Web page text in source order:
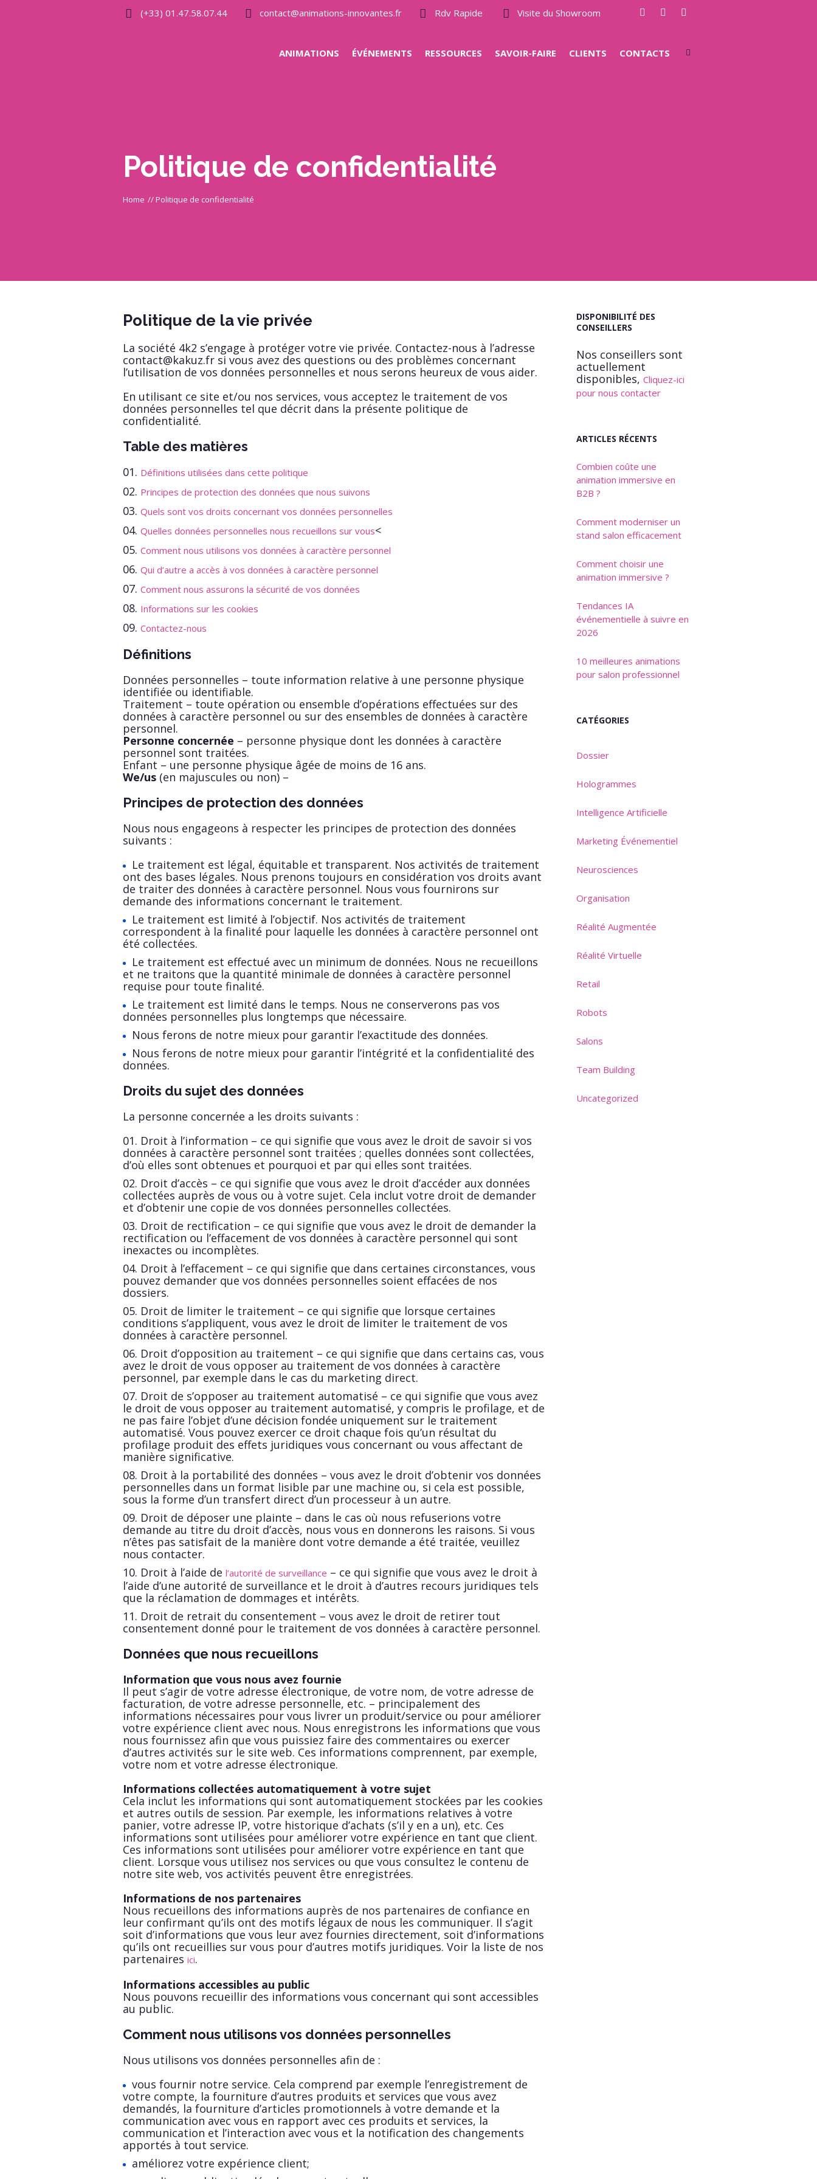
(+33) 01.47.58.07.44 contact@animations-innovantes.fr Rdv Rapide Visite du Showroom
ANIMATIONS ÉVÉNEMENTS RESSOURCES SAVOIR-FAIRE CLIENTS CONTACTS
Politique de confidentialité
Home //Politique de confidentialité
Politique de la vie privée
La société 4k2 s’engage à protéger votre vie privée. Contactez-nous à l’adresse
contact@kakuz.fr si vous avez des questions ou des problèmes concernant
l’utilisation de vos données personnelles et nous serons heureux de vous aider.
En utilisant ce site et/ou nos services, vous acceptez le traitement de vos
données personnelles tel que décrit dans la présente politique de
confidentialité.
Table des matières
Définitions utilisées dans cette politique
Principes de protection des données que nous suivons
Quels sont vos droits concernant vos données personnelles
Quelles données personnelles nous recueillons sur vous<
Comment nous utilisons vos données à caractère personnel
Qui d’autre a accès à vos données à caractère personnel
Comment nous assurons la sécurité de vos données
Informations sur les cookies
Contactez-nous
Définitions
Données personnelles – toute information relative à une personne physique
identifiée ou identifiable.
Traitement – toute opération ou ensemble d’opérations effectuées sur des
données à caractère personnel ou sur des ensembles de données à caractère
personnel.
Personne concernée – personne physique dont les données à caractère
personnel sont traitées.
Enfant – une personne physique âgée de moins de 16 ans.
We/us (en majuscules ou non) –
Principes de protection des données
Nous nous engageons à respecter les principes de protection des données
suivants :
Le traitement est légal, équitable et transparent. Nos activités de traitement
ont des bases légales. Nous prenons toujours en considération vos droits avant
de traiter des données à caractère personnel. Nous vous fournirons sur
demande des informations concernant le traitement.
Le traitement est limité à l’objectif. Nos activités de traitement
correspondent à la finalité pour laquelle les données à caractère personnel ont
été collectées.
Le traitement est effectué avec un minimum de données. Nous ne recueillons
et ne traitons que la quantité minimale de données à caractère personnel
requise pour toute finalité.
Le traitement est limité dans le temps. Nous ne conserverons pas vos
données personnelles plus longtemps que nécessaire.
Nous ferons de notre mieux pour garantir l’exactitude des données.
Nous ferons de notre mieux pour garantir l’intégrité et la confidentialité des
données.
Droits du sujet des données
La personne concernée a les droits suivants :
Droit à l’information – ce qui signifie que vous avez le droit de savoir si vos
données à caractère personnel sont traitées ; quelles données sont collectées,
d’où elles sont obtenues et pourquoi et par qui elles sont traitées.
Droit d’accès – ce qui signifie que vous avez le droit d’accéder aux données
collectées auprès de vous ou à votre sujet. Cela inclut votre droit de demander
et d’obtenir une copie de vos données personnelles collectées.
Droit de rectification – ce qui signifie que vous avez le droit de demander la
rectification ou l’effacement de vos données à caractère personnel qui sont
inexactes ou incomplètes.
Droit à l’effacement – ce qui signifie que dans certaines circonstances, vous
pouvez demander que vos données personnelles soient effacées de nos
dossiers.
Droit de limiter le traitement – ce qui signifie que lorsque certaines
conditions s’appliquent, vous avez le droit de limiter le traitement de vos
données à caractère personnel.
Droit d’opposition au traitement – ce qui signifie que dans certains cas, vous
avez le droit de vous opposer au traitement de vos données à caractère
personnel, par exemple dans le cas du marketing direct.
Droit de s’opposer au traitement automatisé – ce qui signifie que vous avez
le droit de vous opposer au traitement automatisé, y compris le profilage, et de
ne pas faire l’objet d’une décision fondée uniquement sur le traitement
automatisé. Vous pouvez exercer ce droit chaque fois qu’un résultat du
profilage produit des effets juridiques vous concernant ou vous affectant de
manière significative.
Droit à la portabilité des données – vous avez le droit d’obtenir vos données
personnelles dans un format lisible par une machine ou, si cela est possible,
sous la forme d’un transfert direct d’un processeur à un autre.
Droit de déposer une plainte – dans le cas où nous refuserions votre
demande au titre du droit d’accès, nous vous en donnerons les raisons. Si vous
n’êtes pas satisfait de la manière dont votre demande a été traitée, veuillez
nous contacter.
Droit à l’aide de l’autorité de surveillance – ce qui signifie que vous avez le droit à
l’aide d’une autorité de surveillance et le droit à d’autres recours juridiques tels
que la réclamation de dommages et intérêts.
Droit de retrait du consentement – vous avez le droit de retirer tout
consentement donné pour le traitement de vos données à caractère personnel.
Données que nous recueillons
Information que vous nous avez fournie
Il peut s’agir de votre adresse électronique, de votre nom, de votre adresse de
facturation, de votre adresse personnelle, etc. – principalement des
informations nécessaires pour vous livrer un produit/service ou pour améliorer
votre expérience client avec nous. Nous enregistrons les informations que vous
nous fournissez afin que vous puissiez faire des commentaires ou exercer
d’autres activités sur le site web. Ces informations comprennent, par exemple,
votre nom et votre adresse électronique.
Informations collectées automatiquement à votre sujet
Cela inclut les informations qui sont automatiquement stockées par les cookies
et autres outils de session. Par exemple, les informations relatives à votre
panier, votre adresse IP, votre historique d’achats (s’il y en a un), etc. Ces
informations sont utilisées pour améliorer votre expérience en tant que client.
Ces informations sont utilisées pour améliorer votre expérience en tant que
client. Lorsque vous utilisez nos services ou que vous consultez le contenu de
notre site web, vos activités peuvent être enregistrées.
Informations de nos partenaires
Nous recueillons des informations auprès de nos partenaires de confiance en
leur confirmant qu’ils ont des motifs légaux de nous les communiquer. Il s’agit
soit d’informations que vous leur avez fournies directement, soit d’informations
qu’ils ont recueillies sur vous pour d’autres motifs juridiques. Voir la liste de nos
partenaires ici.
Informations accessibles au public
Nous pouvons recueillir des informations vous concernant qui sont accessibles
au public.
Comment nous utilisons vos données personnelles
Nous utilisons vos données personnelles afin de :
vous fournir notre service. Cela comprend par exemple l’enregistrement de
votre compte, la fourniture d’autres produits et services que vous avez
demandés, la fourniture d’articles promotionnels à votre demande et la
communication avec vous en rapport avec ces produits et services, la
communication et l’interaction avec vous et la notification des changements
apportés à tout service.
améliorez votre expérience client;
DISPONIBILITÉ DES
CONSEILLERS
Nos conseillers sont
actuellement
disponibles, Cliquez-ici
pour nous contacter
ARTICLES RÉCENTS
Combien coûte une
animation immersive en
B2B ?
Comment moderniser un
stand salon efficacement
Comment choisir une
animation immersive ?
Tendances IA
événementielle à suivre en
2026
10 meilleures animations
pour salon professionnel
CATÉGORIES
Dossier
Hologrammes
Intelligence Artificielle
Marketing Événementiel
Neurosciences
Organisation
Réalité Augmentée
Réalité Virtuelle
Retail
Robots
Salons
Team Building
Uncategorized